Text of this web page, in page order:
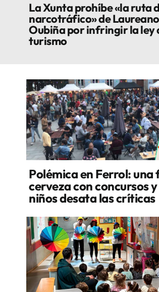
La Xunta prohíbe «la ruta
narcotráfico» de Laureano
Oubiña por infringir la ley
turismo
Polémica en Ferrol: una
cerveza con concursos
niños desata las críticas